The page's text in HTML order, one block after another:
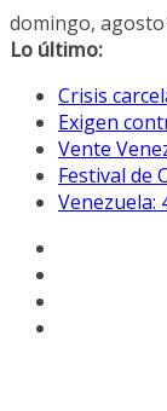
Saltar
al
domingo, agosto
Lo último:
Crisis
Exigen
Vente
Festival de
Venezuela: